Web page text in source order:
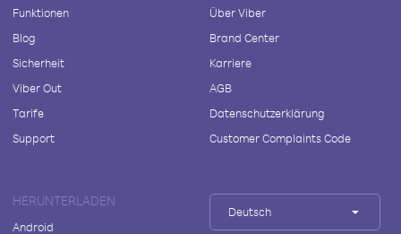
Funktionen
Blog
Sicherheit
Viber Out
Tarife
Support
Über Viber
Brand Center
Karriere
AGB
Datenschutzerklärung
Customer Complaints Code
HERUNTERLADEN
Android
Deutsch